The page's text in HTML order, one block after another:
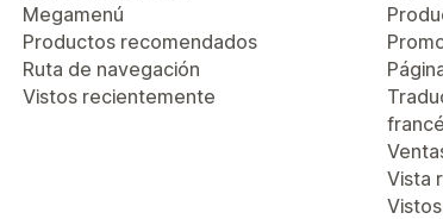
Megamenú
Productos recomendados
Ruta de navegación
Vistos recientemente
Vista